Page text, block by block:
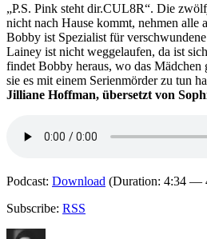
„P.S. Pink steht dir.CUL8R“. Die
nicht nach Hause kommt, nehmen alle
Bobby ist Spezialist für
Lainey ist nicht weggelaufen, da ist
findet Bobby heraus, wo das
sie es mit einem Serienmörder zu tun
Jilliane Hoffman, übersetzt von
Podcast: Download (Duration: 4:34 —
Subscribe: RSS